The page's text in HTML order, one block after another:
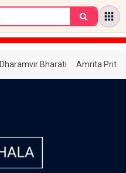
Dharamvir Bharati Amrita